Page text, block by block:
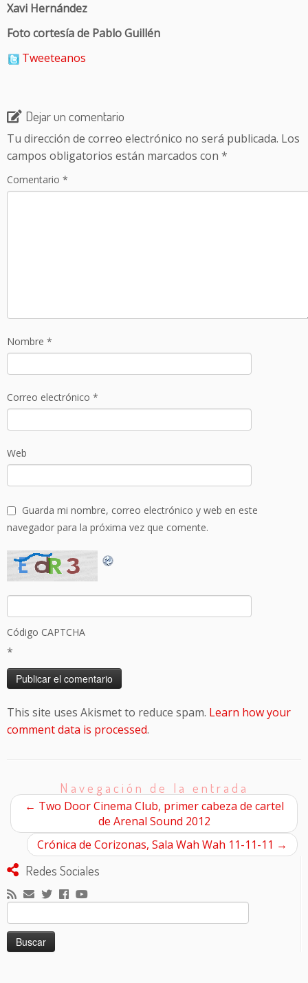
Xavi Hernández
Foto cortesía de Pablo Guillén
Tweeteanos
Dejar un comentario
Tu dirección de correo electrónico no será publicada. Los
campos obligatorios están marcados con *
Comentario *
Nombre *
Correo electrónico *
Web
Guarda mi nombre, correo electrónico y web en este
navegador para la próxima vez que comente.
Código CAPTCHA
*
This site uses Akismet to reduce spam. Learn how your
comment data is processed.
Navegación de la entrada
← Two Door Cinema Club, primer cabeza de cartel
de Arenal Sound 2012
Crónica de Corizonas, Sala Wah Wah 11-11-11 →
Redes Sociales